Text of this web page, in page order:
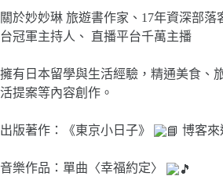
關於妙妙琳 旅遊書作家、17年資深部落
台冠軍主持人、 直播平台千萬主播
擁有日本留學與生活經驗，精通美食、
活提案等內容創作。
出版著作：《東京小日子》 博客來
音樂作品：單曲〈幸福約定〉